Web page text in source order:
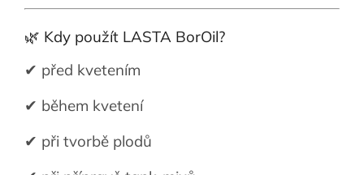
🌿 Kdy použít LASTA BorOil?
✔ před kvetením
✔ během kvetení
✔ při tvorbě plodů